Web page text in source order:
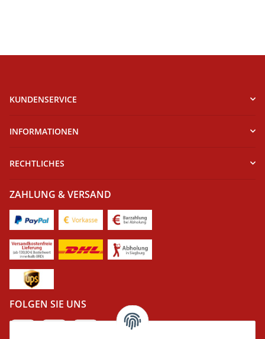
KUNDENSERVICE
INFORMATIONEN
RECHTLICHES
ZAHLUNG & VERSAND
FOLGEN SIE UNS